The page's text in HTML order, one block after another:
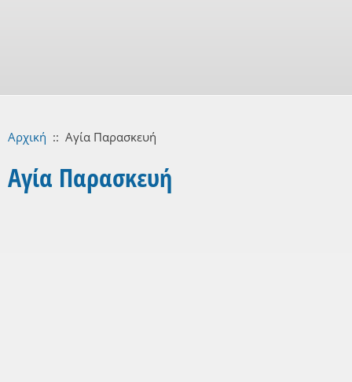
Αρχική :: Αγία Παρασκευή
Αγία Παρασκευή